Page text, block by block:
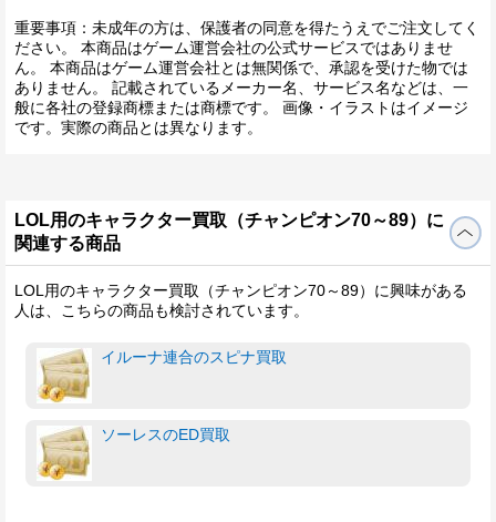
重要事項：未成年の方は、保護者の同意を得たうえでご注文してく
ださい。 本商品はゲーム運営会社の公式サービスではありませ
ん。 本商品はゲーム運営会社とは無関係で、承認を受けた物では
ありません。 記載されているメーカー名、サービス名などは、一
般に各社の登録商標または商標です。 画像・イラストはイメージ
です。実際の商品とは異なります。
LOL用のキャラクター買取（チャンピオン70～89）に
関連する商品
LOL用のキャラクター買取（チャンピオン70～89）に興味がある
人は、こちらの商品も検討されています。
イルーナ連合のスピナ買取
ソーレスのED買取